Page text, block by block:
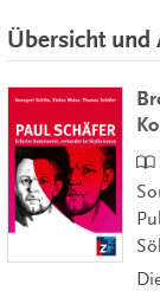
Übersicht und